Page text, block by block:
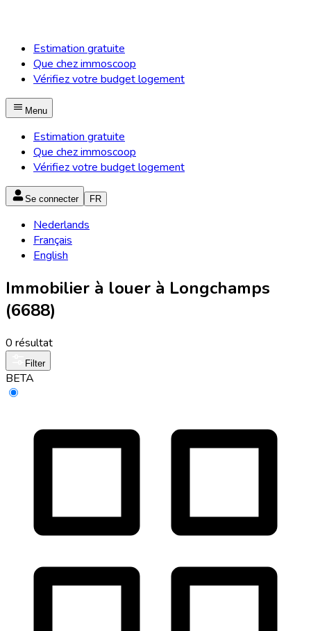
Estimation gratuite
Que chez immoscoop
Vérifiez votre budget logement
Menu
Estimation gratuite
Que chez immoscoop
Vérifiez votre budget logement
Se connecter FR
Nederlands
Français
English
Immobilier à louer à Longchamps
(6688)
0 résultat
Filter
BETA